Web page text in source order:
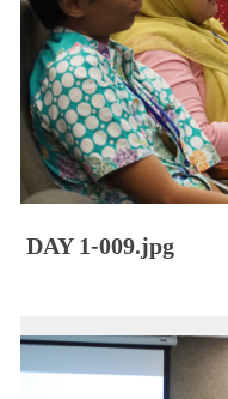
DAY 1-009.jpg